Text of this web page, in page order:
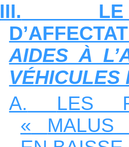
III.
AIDES À
VÉHICULES
A.
LES
«
MALUS